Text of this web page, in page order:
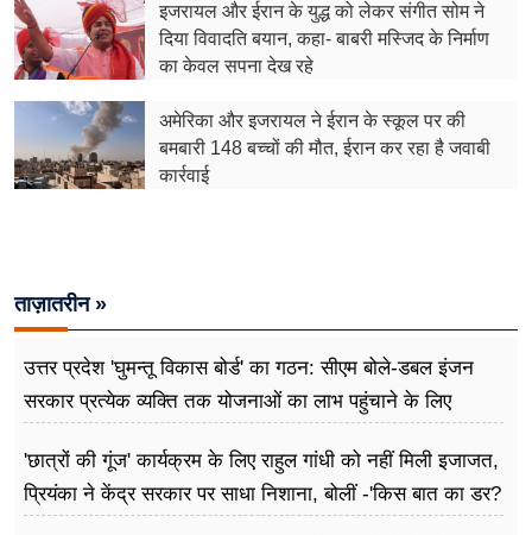
सेहत
ब्‍यूटी
जॉब्स
शिक्षा
इजरायल और ईरान के युद्ध को लेकर संगीत सोम ने
दिया विवादति बयान, कहा- बाबरी मस्जिद के निर्माण
का केवल सपना देख रहे
अमेरिका और इजरायल ने ईरान के स्कूल पर की
बमबारी 148 बच्चों की मौत, ईरान कर रहा है जवाबी
कार्रवाई
ताज़ातरीन »
उत्तर प्रदेश 'घुमन्तू विकास बोर्ड' का गठन: सीएम बोले-डबल इंजन
सरकार प्रत्येक व्यक्ति तक योजनाओं का लाभ पहुंचाने के लिए
'छात्रों की गूंज' कार्यक्रम के लिए राहुल गांधी को नहीं मिली इजाजत,
प्रियंका ने केंद्र सरकार पर साधा निशाना, बोलीं -'किस बात का डर?